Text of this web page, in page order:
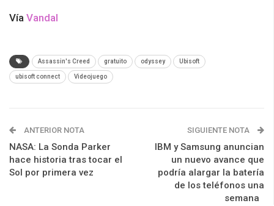
Vía Vandal
Assassin's Creed gratuito odyssey Ubisoft
ubisoft connect Videojuego
ANTERIOR NOTA
NASA: La Sonda Parker
hace historia tras tocar el
Sol por primera vez
SIGUIENTE NOTA
IBM y Samsung anuncian
un nuevo avance que
podría alargar la batería
de los teléfonos una
semana